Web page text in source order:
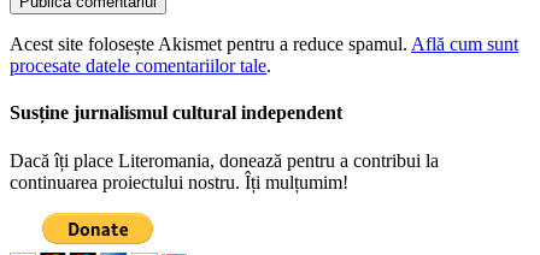
Acest site folosește Akismet pentru a reduce spamul. Află cum sunt
procesate datele comentariilor tale.
Susține jurnalismul cultural independent
Dacă îți place Literomania, donează pentru a contribui la
continuarea proiectului nostru. Îți mulțumim!